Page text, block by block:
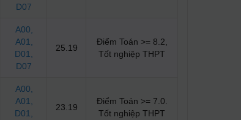
D07
A00
A01
D01
D07
25.19
Điểm Toán >= 8.2,
Tốt nghiệp THPT
A00
A01
D01
23.19
Điểm Toán >= 7.0.
Tốt nghiệp THPT